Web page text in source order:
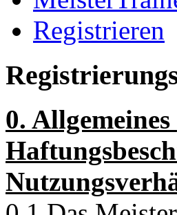
Registrieren
0.